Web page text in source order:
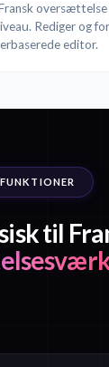
oversættelse
Rediger og
editor.
FUNKTIONER
til